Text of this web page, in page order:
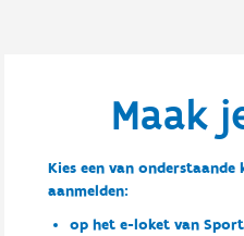
Maak
Kies een van
aanmelden:
op het e-loket van